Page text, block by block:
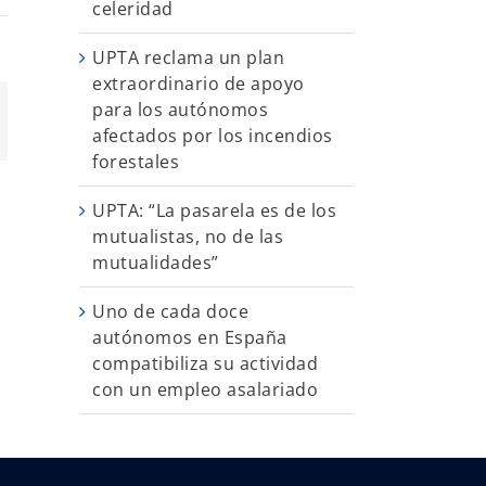
celeridad
UPTA reclama un plan
extraordinario de apoyo
para los autónomos
afectados por los incendios
forestales
UPTA: “La pasarela es de los
mutualistas, no de las
mutualidades”
Uno de cada doce
autónomos en España
compatibiliza su actividad
con un empleo asalariado